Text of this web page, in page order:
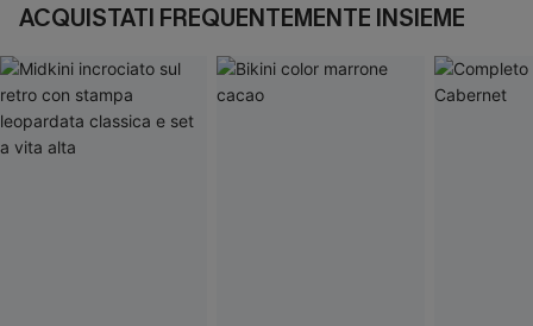
ACQUISTATI FREQUENTEMENTE INSIEME